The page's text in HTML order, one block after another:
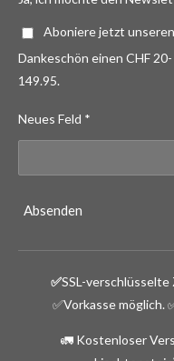
Aboniere jetzt
Dankeschön einen CHF
149.95.
Neues Feld *
Absenden
✅SSL-verschlüsselte
✅Vorkasse möglich.
🚛 Kostenloser